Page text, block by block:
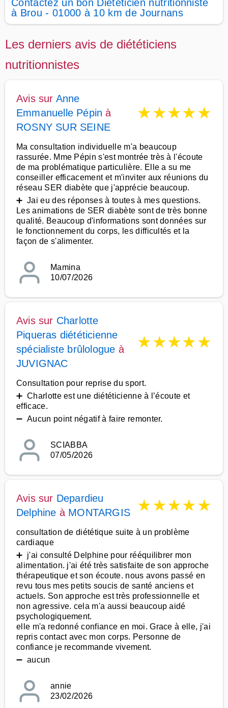
Contactez un bon Diététicien nutritionniste
à Brou - 01000 à 10 km de Journans
Les derniers avis de diététiciens
nutritionnistes
Avis sur Anne
Emmanuelle Pépin à
ROSNY SUR SEINE
★★★★★
Ma consultation individuelle m'a beaucoup
rassurée. Mme Pépin s'est montrée très à l'écoute
de ma problématique particulière. Elle a su me
conseiller efficacement et m'inviter aux réunions du
réseau SER diabète que j'apprécie beaucoup.
➕ Jai eu des réponses à toutes à mes questions.
Les animations de SER diabète sont de très bonne
qualité. Beaucoup d'informations sont données sur
le fonctionnement du corps, les difficultés et la
façon de s'alimenter.
Mamina
10/07/2026
Avis sur Charlotte
Piqueras diététicienne
spécialiste brûlologue à
JUVIGNAC
★★★★★
Consultation pour reprise du sport.
➕ Charlotte est une diététicienne à l’écoute et
efficace.
➖ Aucun point négatif à faire remonter.
SCIABBA
07/05/2026
Avis sur Depardieu
Delphine à MONTARGIS ★★★★★
consultation de diététique suite à un problème
cardiaque
➕ j'ai consulté Delphine pour rééquilibrer mon
alimentation. j'ai été très satisfaite de son approche
thérapeutique et son écoute. nous avons passé en
revu tous mes petits soucis de santé anciens et
actuels. Son approche est très professionnelle et
non agressive. cela m'a aussi beaucoup aidé
psychologiquement.
elle m'a redonné confiance en moi. Grace à elle, j'ai
repris contact avec mon corps. Personne de
confiance je recommande vivement.
➖ aucun
annie
23/02/2026